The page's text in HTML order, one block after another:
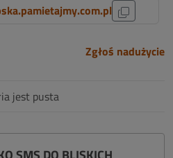
Zgłoś nadużycie
jest pusta